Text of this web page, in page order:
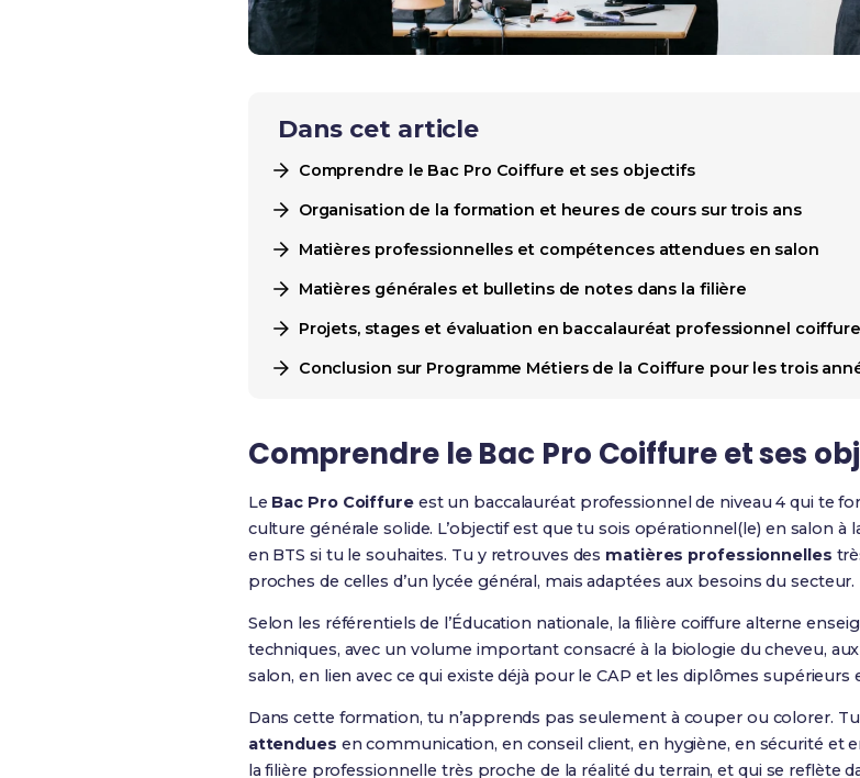
Dans cet article
Comprendre le Bac Pro Coiffure et ses objectifs
Organisation de la formation et heures de cours sur trois ans
Matières professionnelles et compétences attendues en salon
Matières générales et bulletins de notes dans la filière
Projets, stages et évaluation en baccalauréat professionnel coiffure
Conclusion sur Programme Métiers de la Coiffure pour les trois
Comprendre le Bac Pro Coiffure et ses
Le Bac Pro Coiffureest un baccalauréat professionnel de niveau 4 qui te
culture générale solide. L’objectif est que tu sois opérationnel(le) en salon
en BTS si tu le souhaites. Tu y retrouves des matières professionnelles
proches de celles d’un lycée général, mais adaptées aux besoins du secteur.
Selon les référentiels de l’Éducation nationale, la filière coiffure alterne
techniques, avec un volume important consacré à la biologie du cheveu,
salon, en lien avec ce qui existe déjà pour le CAP et les diplômes supérieurs
Dans cette formation, tu n’apprends pas seulement à couper ou colorer.
attendues en communication, en conseil client, en hygiène, en sécurité et
la filière professionnelle très proche de la réalité du terrain, et qui se reflète